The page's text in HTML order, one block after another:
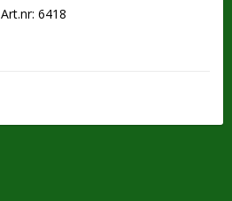
Art.nr: 6418